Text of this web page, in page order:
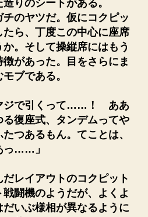
りのシートがある。
のヤツだ。仮にコクピッ
たら、丁度この中心に座席
。そして操縦席にはもう
があった。目をさらにま
ブである。
ジで引くって……！ ああ
復座式、タンデムってや
つあるもん。てことは、
っ……」
レイアウトのコクピット
闘機のようだが、よくよ
だいぶ様相が異なるように